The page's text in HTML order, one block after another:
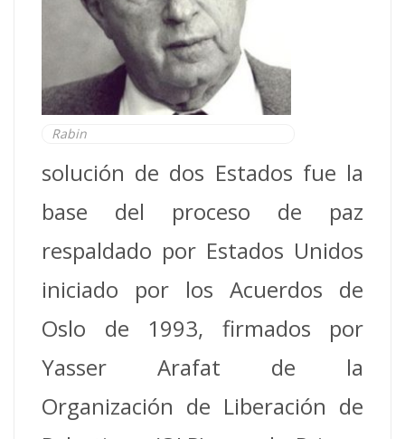
Rabin
solución de dos Estados fue la
base del proceso de paz
respaldado por Estados Unidos
iniciado por los Acuerdos de
Oslo de 1993, firmados por
Yasser Arafat de la
Organización de Liberación de